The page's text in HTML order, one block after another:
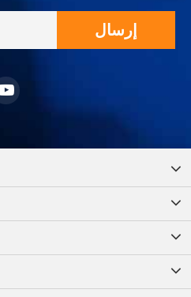
إرسال